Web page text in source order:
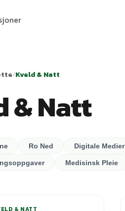
/Kveld & Natt
& Natt
Ro Ned Digitale Medier
Medisinsk Pleie
& NATT